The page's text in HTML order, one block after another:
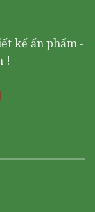
kế ấn phẩm -
!